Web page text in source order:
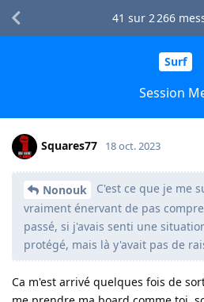
Surf
Session
41 sur 2 266
Squares77 18 oct. 2023
Nonouk
C'est ce que je me
vraiment énervant de pas
passé, si j'avais senti une
protégé, mais là y'avait pas de
Ca m'est arrivé quelques fois de